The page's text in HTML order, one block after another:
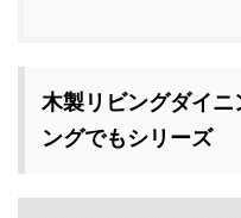
木製リビングダイ
ングでもシリーズ